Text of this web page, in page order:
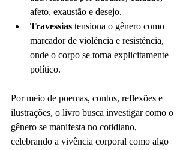
afeto, exaustão e desejo.
Travessias tensiona o gênero como
marcador de violência e resistência,
onde o corpo se torna explicitamente
político.
Por meio de poemas, contos, reflexões e
ilustrações, o livro busca investigar como o
gênero se manifesta no cotidiano,
celebrando a vivência corporal como algo